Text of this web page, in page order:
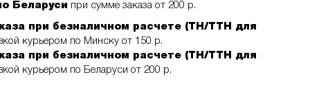
Беларуси при сумме заказа от 200 р.
при безналичном расчете (ТН/ТТН для
курьером по Минску от 150 р.
при безналичном расчете (ТН/ТТН для
курьером по Беларуси от 200 р.